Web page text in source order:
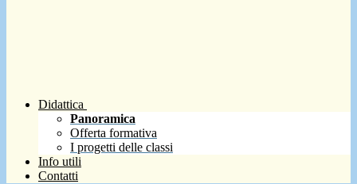
Didattica
Panoramica
Offerta formativa
I progetti delle classi
Info utili
Contatti